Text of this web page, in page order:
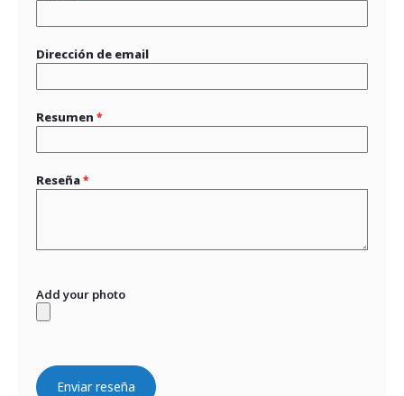
Dirección de email
Resumen
Reseña
Add your photo
Enviar reseña